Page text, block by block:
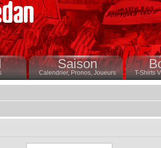
Saison
Calendrier,Pronos, Joueurs T-Shirts